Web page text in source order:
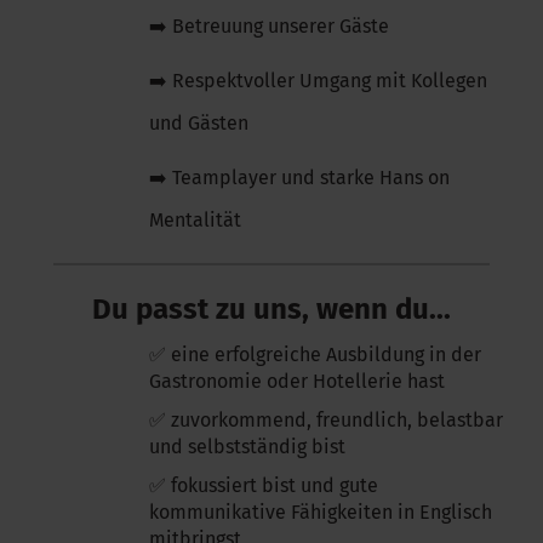
➡️ Betreuung unserer Gäste
➡️ Respektvoller Umgang mit Kollegen
und Gästen
➡️ Teamplayer und starke Hans on
Mentalität
Du passt zu uns, wenn du...
✅ eine erfolgreiche Ausbildung in der
Gastronomie oder Hotellerie hast
✅ zuvorkommend, freundlich, belastbar
und selbstständig bist
✅ fokussiert bist und gute
kommunikative Fähigkeiten in Englisch